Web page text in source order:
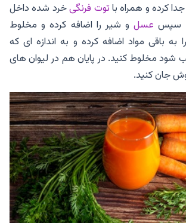
کرده و همراه باتوت فرنگیخرد شده داخل
سپس عسلو شیر را اضافه کرده و مخلوط
به باقی مواد اضافه کرده و به اندازه ای که
شود مخلوط کنید. در پایان هم در لیوان های
جان کنید.